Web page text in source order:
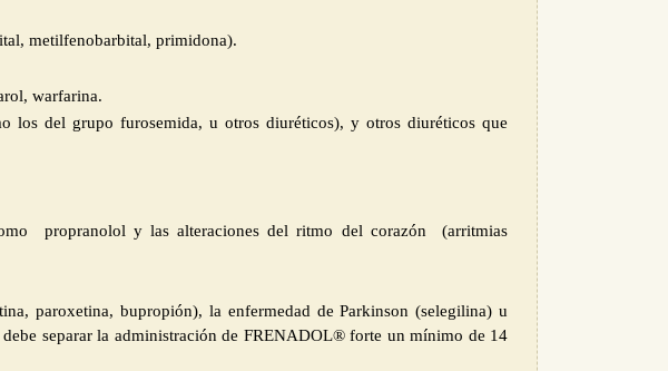
metilfenobarbital, primidona).
warfarina.
los del grupo furosemida, u otros diuréticos), y otros diuréticos que
propranolol y las alteraciones del ritmo del corazón (arritmias
paroxetina, bupropión), la enfermedad de Parkinson (selegilina) u
separar la administración de FRENADOL® forte un mínimo de 14